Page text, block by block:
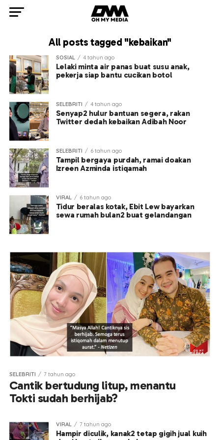
All posts tagged "kebaikan"
SOSIAL 4 tahun ago
Lelaki minta air panas buat susu anak,
pekerja siap bantu cucikan botol
SELEBRITI 4 tahun ago
Senyap2 hulur bantuan segera, rakan
Twitter dedah kebaikan Adibah Noor
SELEBRITI 6 tahun ago
Tampil bergaya purdah, ramai doakan
Izreen Azminda istiqamah
VIRAL 6 tahun ago
Tidur beralas kotak, Ebit Lew bayarkan
sewa rumah bulan2 buat gelandangan
SELEBRITI 7 tahun ago
Cantik bertudung litup, menantu
Tokti sudah berhijab?
VIRAL 7 tahun ago
Hampir diculik, kanak2 tetap gigih jual kuih